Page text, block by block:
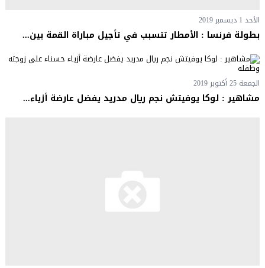
الأحد 1 ديسمبر 2019
بطولة فرنسا : الأمطار تتسبب في تأجيل مباراة القمة بين...
الجمعة 25 أكتوبر 2019
مشاهير : لوكا يوفيتش نجم ريال مدريد يفضل عارضة أزياء...